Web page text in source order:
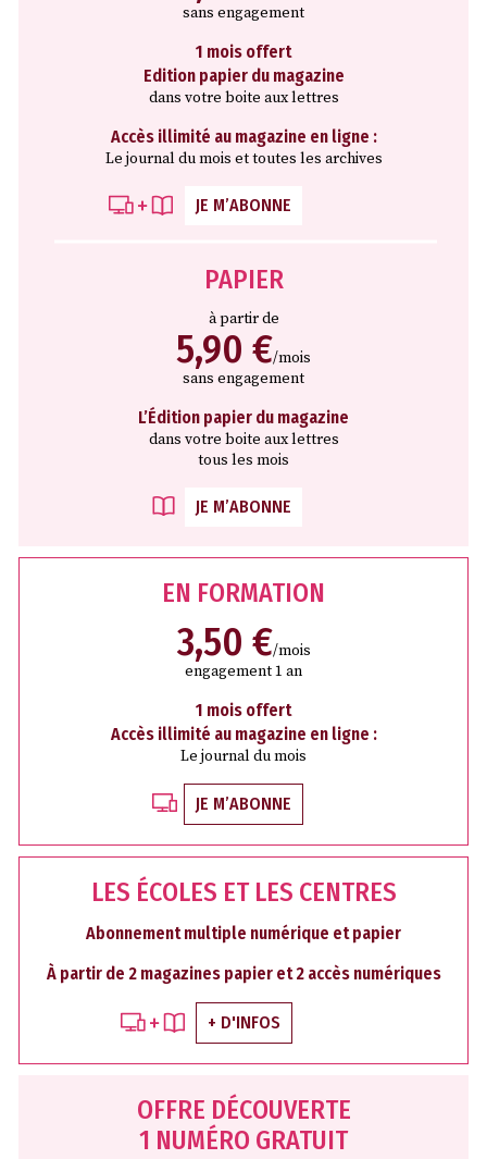
sans engagement
1 mois offert
Edition papier du magazine
dans votre boite aux lettres
Accès illimité au magazine en ligne :
Le journal du mois et toutes les archives
JE M’ABONNE
PAPIER
à partir de
5,90 €/mois
sans engagement
L’Édition papier du magazine
dans votre boite aux lettres
tous les mois
JE M’ABONNE
EN FORMATION
3,50 €/mois
engagement 1 an
1 mois offert
Accès illimité au magazine en ligne :
Le journal du mois
JE M’ABONNE
LES ÉCOLES ET LES CENTRES
Abonnement multiple numérique et papier
À partir de 2 magazines papier et 2 accès numériques
+ D'INFOS
OFFRE DÉCOUVERTE
1 NUMÉRO GRATUIT